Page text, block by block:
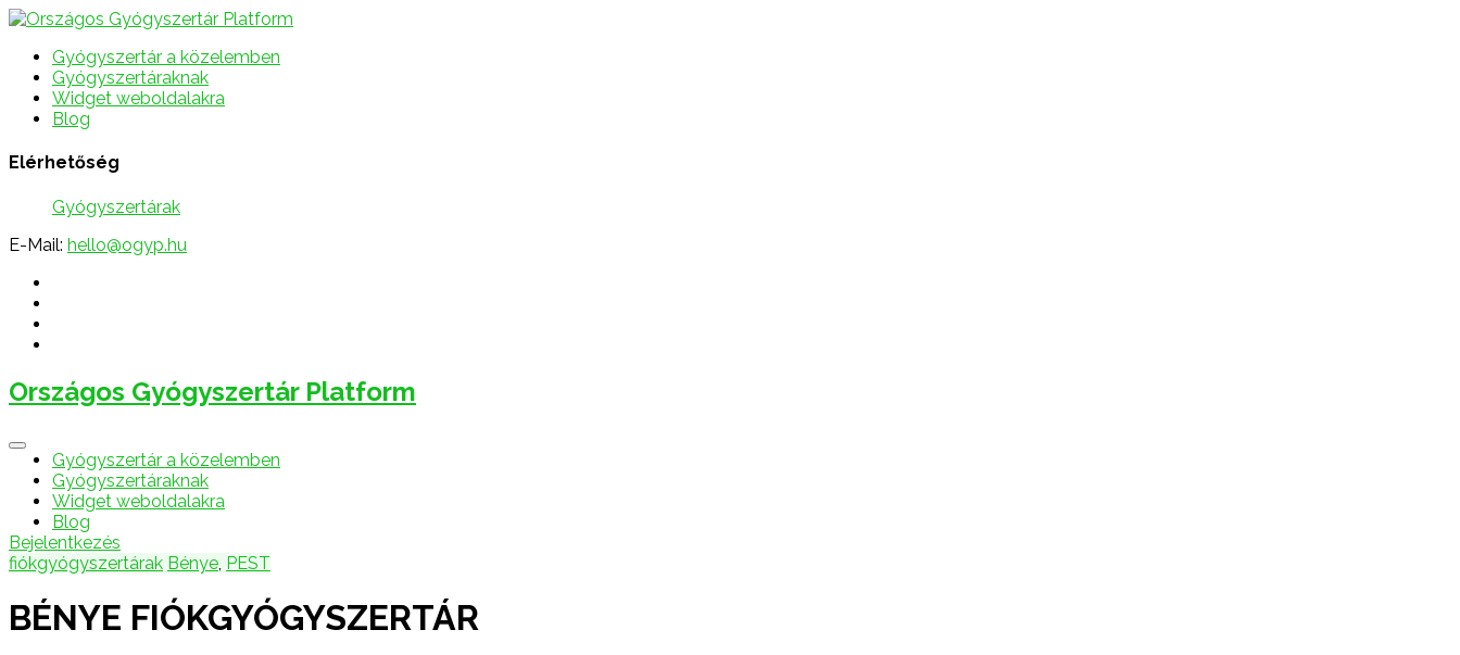
Gyógyszertár a közelemben
Gyógyszertáraknak
Widget weboldalakra
Blog
Elérhetőség
Gyógyszertárak
E-Mail: hello@ogyp.hu
Országos Gyógyszertár Platform
Gyógyszertár a közelemben
Gyógyszertáraknak
Widget weboldalakra
Blog
Bejelentkezés
fiókgyógyszertárak Bénye, PEST
BÉNYE FIÓKGYÓGYSZERTÁR